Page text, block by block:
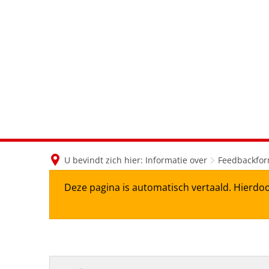
U bevindt zich hier: Informatie over
Deze pagina is automatisch vertaald.